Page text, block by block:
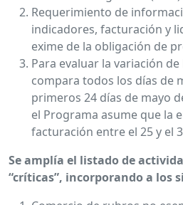
Requerimiento de
indicadores, facturación y
exime de la obligación de
Para evaluar la variación
compara todos los días de
primeros 24 días de mayo
el Programa asume que la
facturación entre el 25 y el
Se amplía el listado de
“críticas”, incorporando a los